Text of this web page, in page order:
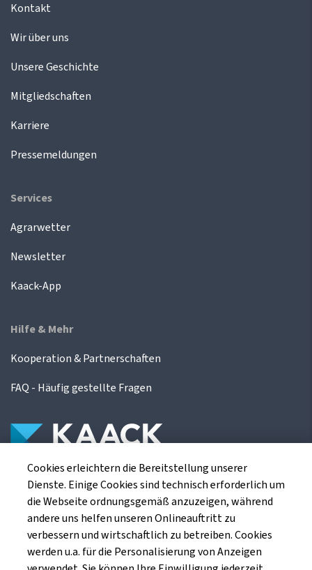
Kontakt
Wir über uns
Unsere Geschichte
Mitgliedschaften
Karriere
Pressemeldungen
Services
Agrarwetter
Newsletter
Kaack-App
Hilfe & Mehr
Kooperation & Partnerschaften
FAQ - Häufig gestellte Fragen
Die Kaack Terminhandel GmbH ist ein
Finanzdienstleistungsinstitut für die europäischen
Agrarterminbörsen.
Cookies erleichtern die Bereitstellung unserer
Dienste. Einige Cookies sind technisch erforderlich um
die Webseite ordnungsgemäß anzuzeigen, während
andere uns helfen unseren Onlineauftritt zu
verbessern und wirtschaftlich zu betreiben. Cookies
werden u.a. für die Personalisierung von Anzeigen